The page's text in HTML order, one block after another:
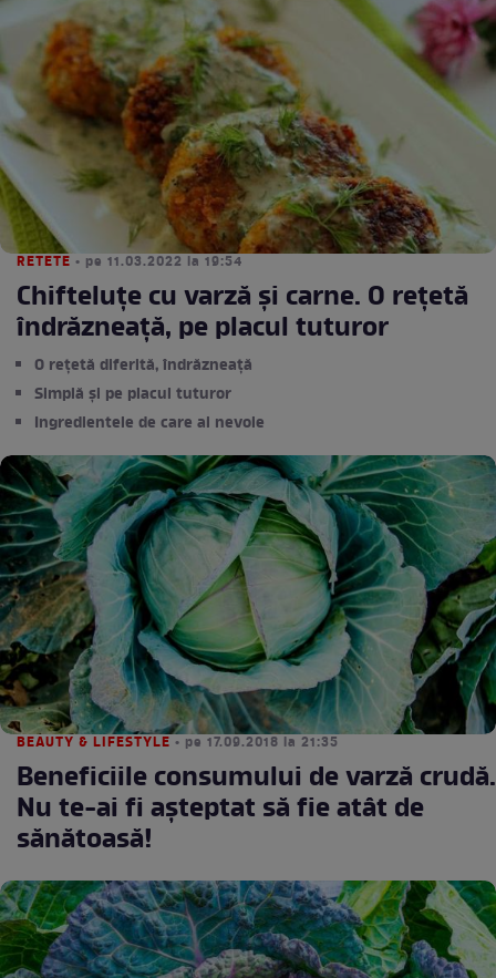
RETETE • pe 11.03.2022 la 19:54
Chifteluțe cu varză și carne. O rețetă
îndrăzneață, pe placul tuturor
O rețetă diferită, îndrăzneață
Simplă și pe placul tuturor
Ingredientele de care ai nevoie
BEAUTY & LIFESTYLE • pe 17.09.2018 la 21:35
Beneficiile consumului de varză crudă.
Nu te-ai fi așteptat să fie atât de
sănătoasă!